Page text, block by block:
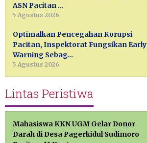
ASN Pacitan …
5 Agustus 2026
Optimalkan Pencegahan Korupsi
Pacitan, Inspektorat Fungsikan Early
Warning Sebag…
5 Agustus 2026
Lintas Peristiwa
Mahasiswa KKN UGM Gelar Donor
Darah di Desa Pagerkidul Sudimoro